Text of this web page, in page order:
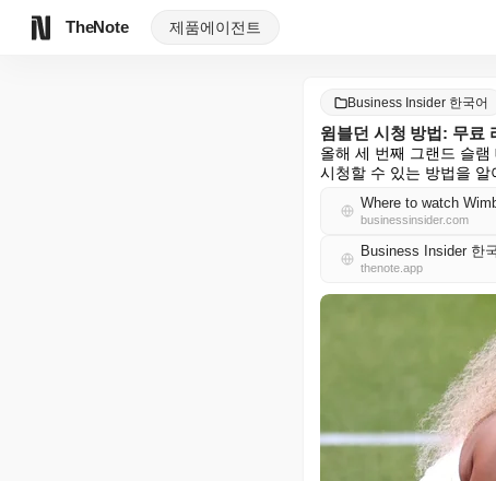
TheNote 제품에이전트
Business Insider 한국어
윔블던 시청 방법: 무료
올해 세 번째 그랜드 슬
시청할 수 있는 방법을 알
Where to watch
businessinsider.com
Business Insider 한
thenote.app